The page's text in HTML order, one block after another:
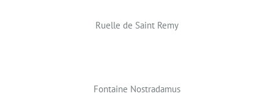
Ruelle de Saint Remy
Fontaine Nostradamus